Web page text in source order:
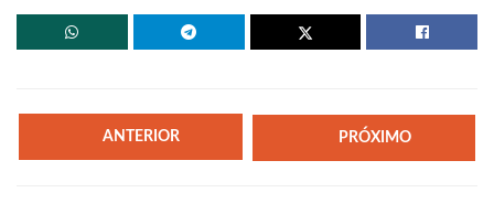
ANTERIOR PRÓXIMO